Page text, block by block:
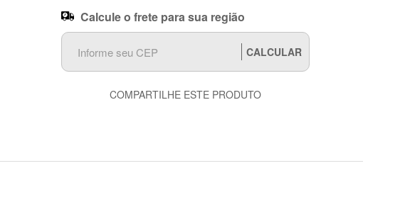
Calcule o frete para sua região
CALCULAR
COMPARTILHE ESTE PRODUTO